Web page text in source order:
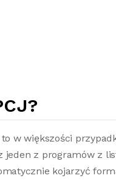
w większości
jeden z programów z
kojarzyć